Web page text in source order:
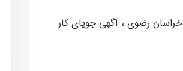
خراسان رضوی آگهی جویای کار